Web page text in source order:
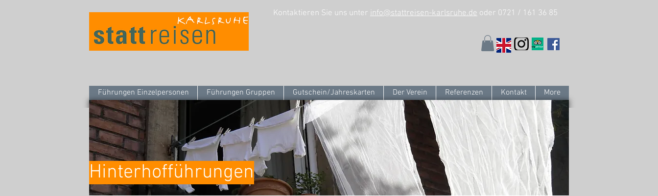
Kontaktieren Sie uns unter info@stattreisen-karlsruhe.de oder 0721 / 161 36 85
Führungen Einzelpersonen Führungen Gruppen Gutschein/Jahreskarten Der Verein Referenzen Kontakt More
Hinterhofführungen